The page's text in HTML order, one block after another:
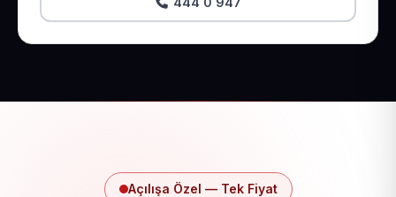
Açılışa Özel — Tek Fiyat